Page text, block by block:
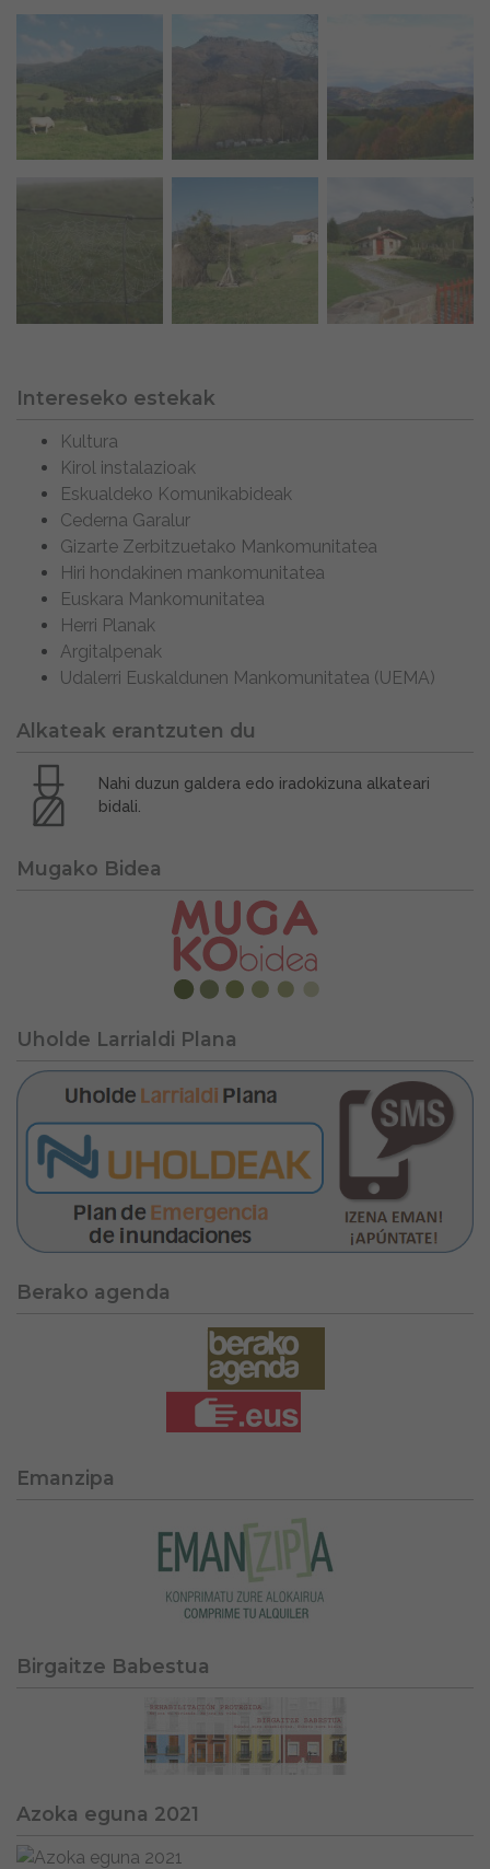
Intereseko estekak
Kultura
Kirol instalazioak
Eskualdeko Komunikabideak
Cederna Garalur
Gizarte Zerbitzuetako Mankomunitatea
Hiri hondakinen mankomunitatea
Euskara Mankomunitatea
Herri Planak
Argitalpenak
Udalerri Euskaldunen Mankomunitatea (UEMA)
Alkateak erantzuten du
Nahi duzun galdera edo iradokizuna alkateari
bidali.
Mugako Bidea
Uholde Larrialdi Plana
Berako agenda
Emanzipa
Birgaitze Babestua
Azoka eguna 2021